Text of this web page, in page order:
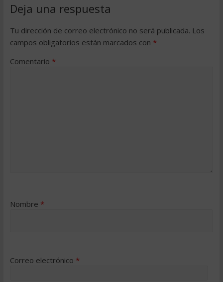
Deja una respuesta
Tu dirección de correo electrónico no será publicada. Los
campos obligatorios están marcados con *
Comentario *
Nombre *
Correo electrónico *